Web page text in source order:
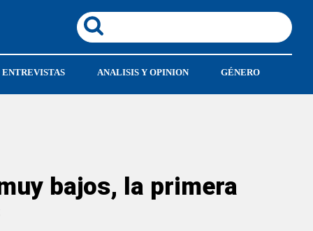
ENTREVISTAS ANALISIS Y OPINION GÉNERO
bajos, la primera